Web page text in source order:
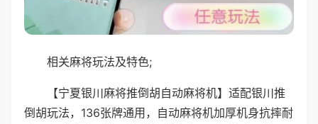
相关麻将玩法及特色;
【宁夏银川麻将推倒胡自动麻将机】适配银川推
倒胡玩法，136张牌通用，自动麻将机加厚机身抗摔耐